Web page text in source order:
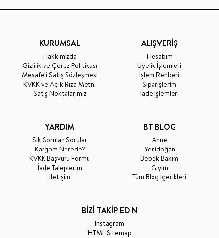
KURUMSAL
Hakkımızda
Gizlilik ve Çerez Politikası
Mesafeli Satış Sözleşmesi
KVKK ve Açık Rıza Metni
Satış Noktalarımız
ALIŞVERİŞ
Hesabım
Üyelik İşlemleri
İşlem Rehberi
Siparişlerim
İade İşlemleri
YARDIM
Sık Sorulan Sorular
Kargom Nerede?
KVKK Başvuru Formu
İade Taleplerim
İletişim
BT BLOG
Anne
Yenidoğan
Bebek Bakım
Giyim
Tüm Blog İçerikleri
BİZİ TAKİP EDİN
Instagram
HTML Sitemap